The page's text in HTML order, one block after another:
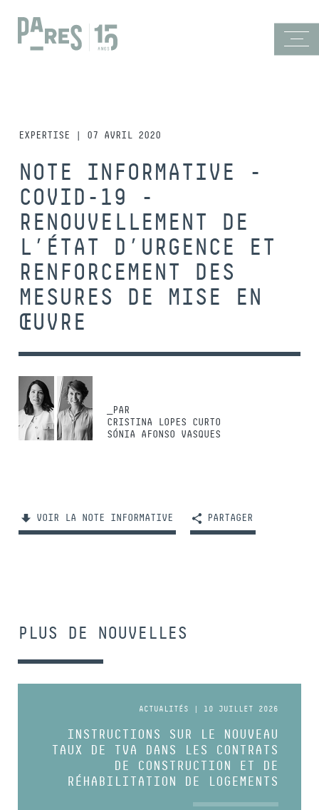
EXPERTISE | 07 AVRIL 2020
NOTE INFORMATIVE -
COVID-19 -
RENOUVELLEMENT DE
L’ÉTAT D’URGENCE ET
RENFORCEMENT DES
MESURES DE MISE EN
ŒUVRE
_PAR
CRISTINA LOPES CURTO
SÓNIA AFONSO VASQUES
VOIR LA NOTE INFORMATIVE PARTAGER
PLUS DE NOUVELLES
ACTUALITÉS | 10 JUILLET 2026
INSTRUCTIONS SUR LE NOUVEAU
TAUX DE TVA DANS LES CONTRATS
DE CONSTRUCTION ET DE
RÉHABILITATION DE LOGEMENTS